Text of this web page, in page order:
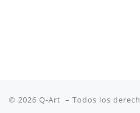
© 2026 Q-Art – Todos los